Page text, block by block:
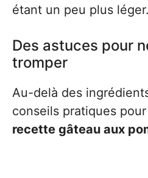
étant un peu plus léger.
Des astuces pour
tromper
Au-delà des
conseils pratiques
recette gâteau aux